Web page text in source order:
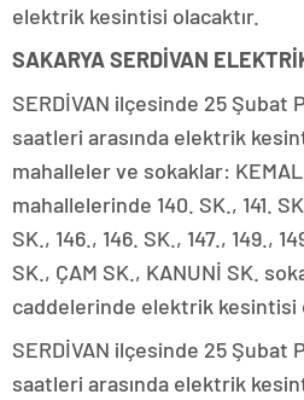
elektrik kesintisi olacaktır.
SAKARYA SERDİVAN
SERDİVAN ilçesinde 25 Şubat
saatleri arasında elektrik
mahalleler ve sokaklar:
mahallelerinde 140. SK., 141.
SK., 146., 146. SK., 147., 149.,
SK., ÇAM SK., KANUNİ SK.
caddelerinde elektrik kesintisi
SERDİVAN ilçesinde 25 Şubat
saatleri arasında elektrik